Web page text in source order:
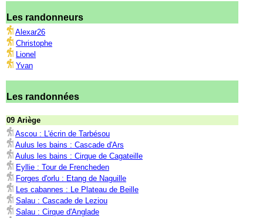
Les randonneurs
Alexar26
Christophe
Lionel
Yvan
Les randonnées
09 Ariège
Ascou : L'écrin de Tarbésou
Aulus les bains : Cascade d'Ars
Aulus les bains : Cirque de Cagateille
Eyllie : Tour de Frencheden
Forges d'orlu : Etang de Naguille
Les cabannes : Le Plateau de Beille
Salau : Cascade de Leziou
Salau : Cirque d'Anglade